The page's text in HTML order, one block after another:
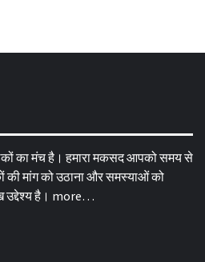
का मंच है। हमारा मकसद आपको समय से
की मांग को उठाना और समस्याओं को
है। more…